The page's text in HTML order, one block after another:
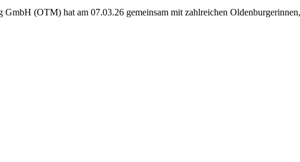
(OTM) hat am 07.03.26 gemeinsam mit zahlreichen